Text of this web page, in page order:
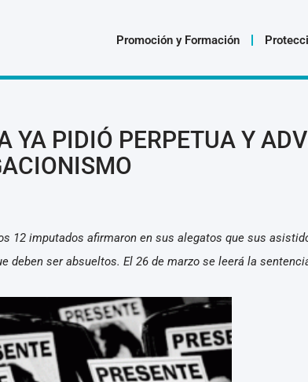
Promoción y Formación
YA PIDIÓ PERPETUA Y
12 imputados afirmaron en sus alegatos que sus
deben ser absueltos. El 26 de marzo se leerá la